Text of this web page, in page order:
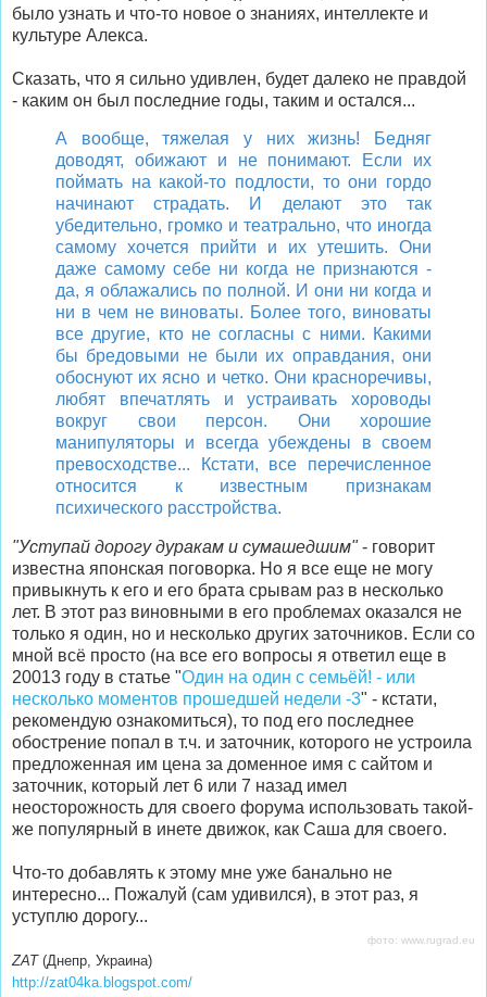
было узнать и что-то новое о знаниях, интеллекте и
культуре Алекса.
Сказать, что я сильно удивлен, будет далеко не правдой
- каким он был последние годы, таким и остался...
А вообще, тяжелая у них жизнь! Бедняг
доводят, обижают и не понимают. Если их
поймать на какой-то подлости, то они гордо
начинают страдать. И делают это так
убедительно, громко и театрально, что иногда
самому хочется прийти и их утешить. Они
даже самому себе ни когда не признаются -
да, я облажались по полной. И они ни когда и
ни в чем не виноваты. Более того, виноваты
все другие, кто не согласны с ними. Какими
бы бредовыми не были их оправдания, они
обоснуют их ясно и четко. Они красноречивы,
любят впечатлять и устраивать хороводы
вокруг свои персон. Они хорошие
манипуляторы и всегда убеждены в своем
превосходстве... Кстати, все перечисленное
относится к известным признакам
психического расстройства.
"Уступай дорогу дуракам и сумашедшим"- говорит
известна японская поговорка. Но я все еще не могу
привыкнуть к его и его брата срывам раз в несколько
лет. В этот раз виновными в его проблемах оказался не
только я один, но и несколько других заточников. Если со
мной всё просто (на все его вопросы я ответил еще в
20013 году в статье "Один на один с семьёй! - или
несколько моментов прошедшей недели -3" - кстати,
рекомендую ознакомиться), то под его последнее
обострение попал в т.ч. и заточник, которого не устроила
предложенная им цена за доменное имя с сайтом и
заточник, который лет 6 или 7 назад имел
неосторожность для своего форума использовать такой-
же популярный в инете движок, как Саша для своего.
Что-то добавлять к этому мне уже банально не
интересно... Пожалуй (сам удивился), в этот раз, я
уступлю дорогу...
фото: www.rugrad.eu
ZAT (Днепр, Украина)
http://zat04ka.blogspot.com/